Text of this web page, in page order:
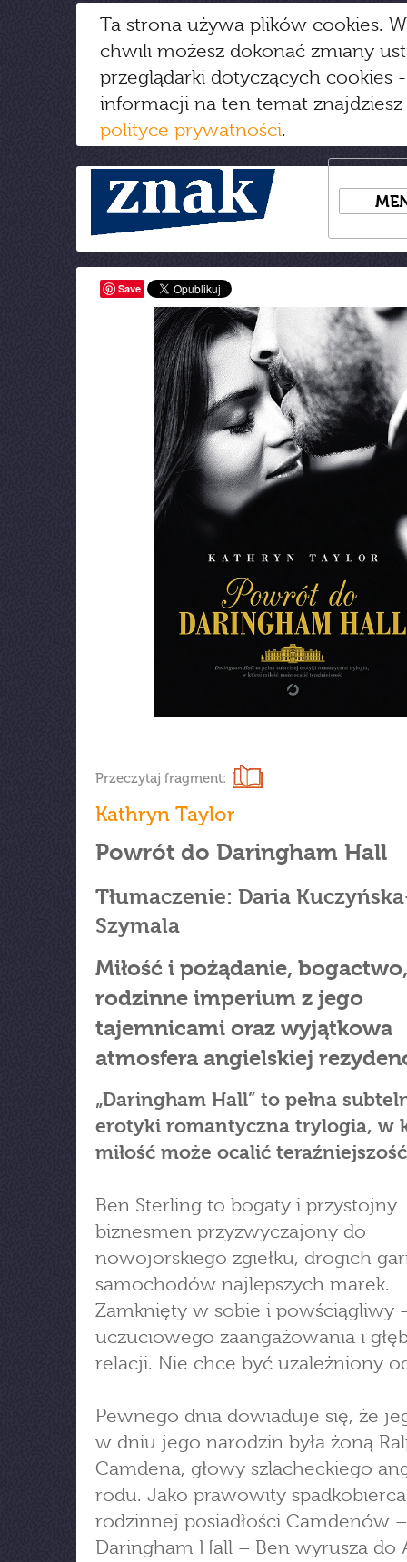
Ta strona używa plików cookies.
chwili możesz dokonać zmiany
przeglądarki dotyczących cookies
informacji na ten temat
polityce prywatności.
Save
Przeczytaj fragment:
Kathryn Taylor
Powrót do Daringham Hall
Tłumaczenie: Daria
Szymala
Miłość i pożądanie, bogactwo,
rodzinne imperium z jego
tajemnicami oraz wyjątkowa
atmosfera angielskiej
„Daringham Hall” to pełna
erotyki romantyczna trylogia, w
miłość może ocalić
Ben Sterling to bogaty i przystojny
biznesmen przyzwyczajony do
nowojorskiego zgiełku, drogich
samochodów najlepszych marek.
Zamknięty w sobie i powściągliwy
uczuciowego zaangażowania i
relacji. Nie chce być uzależniony
Pewnego dnia dowiaduje się, że
w dniu jego narodzin była żoną
Camdena, głowy szlacheckiego
rodu. Jako prawowity spadkobierca
rodzinnej posiadłości Camdenów –
Daringham Hall – Ben wyrusza do